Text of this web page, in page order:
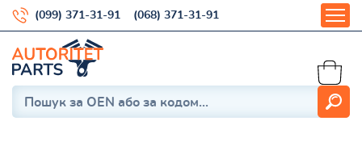
(099) 371-31-91 (068) 371-31-91